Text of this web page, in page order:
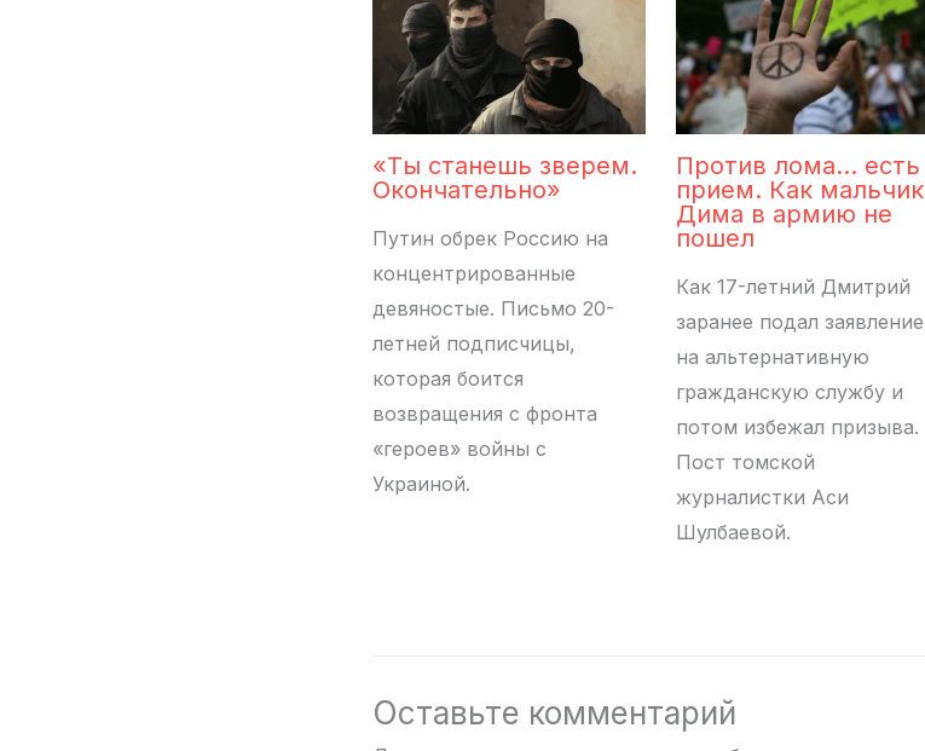
«Ты станешь зверем.
Окончательно»
Путин обрек Россию на
концентрированные
девяностые. Письмо 20-
летней подписчицы,
которая боится
возвращения с фронта
«героев» войны с
Украиной.
Против лома… есть
прием. Как мальчик
Дима в армию не
пошел
Как 17-летний Дмитрий
заранее подал заявление
на альтернативную
гражданскую службу и
потом избежал призыва.
Пост томской
журналистки Аси
Шулбаевой.
Оставьте комментарий